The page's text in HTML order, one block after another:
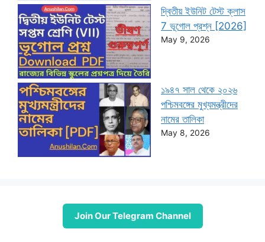
দ্বিতীয় ইউনিট টেস্ট ক্লাস
7 ভূগোল প্রশ্ন [2026]
May 9, 2026
১৯৪৭ সাল থেকে ২০২৬
পশ্চিমবঙ্গের মুখ্যমন্ত্রীদের
নামের তালিকা
May 8, 2026
Join Our Telegram Channel